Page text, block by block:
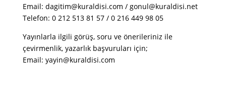
Email: dagitim@kuraldisi.com / gonul@kuraldisi.net
Telefon: 0 212 513 81 57 / 0 216 449 98 05
Yayınlarla ilgili görüş, soru ve önerileriniz ile
çevirmenlik, yazarlık başvuruları için;
Email: yayin@kuraldisi.com